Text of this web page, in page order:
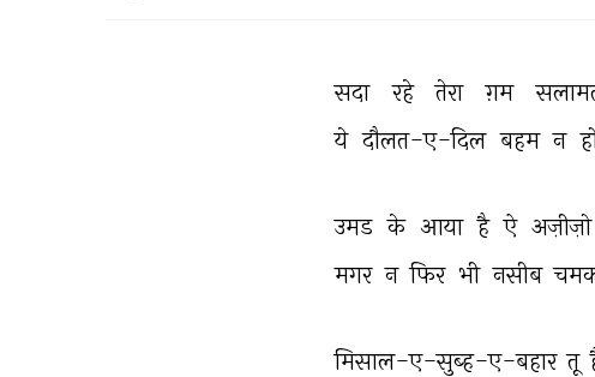
सदा रहे तेरा ग़म
ये दौलत-ए-दिल बहम न
उमड के आया है ऐ अज़ीज़ो
मगर न फिर भी नसीब
मिसाल-ए-सुब्ह-ए-बहार तू